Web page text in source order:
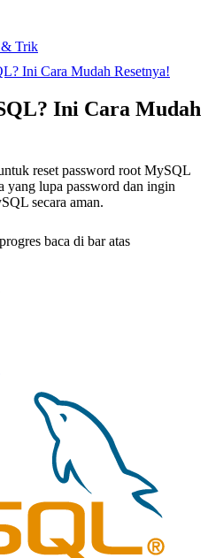
& Trik
Ini Cara Mudah Resetnya!
Ini Cara Mudah
reset password root MySQL
lupa password dan ingin
secara aman.
baca di bar atas